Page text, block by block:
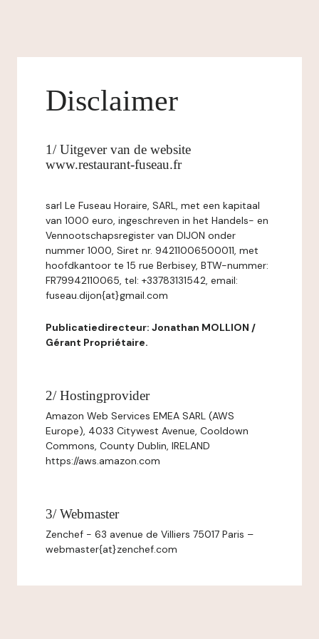
Disclaimer
1/ Uitgever van de website
www.restaurant-fuseau.fr
sarl Le Fuseau Horaire, SARL, met een kapitaal
van 1000 euro, ingeschreven in het Handels- en
Vennootschapsregister van DIJON onder
nummer 1000, Siret nr. 94211006500011, met
hoofdkantoor te 15 rue Berbisey, BTW-nummer:
FR79942110065, tel: +33783131542, email:
fuseau.dijon{at}gmail.com
Publicatiedirecteur: Jonathan MOLLION /
Gérant Propriétaire.
2/ Hostingprovider
Amazon Web Services EMEA SARL (AWS
Europe), 4033 Citywest Avenue, Cooldown
Commons, County Dublin, IRELAND
https://aws.amazon.com
3/ Webmaster
Zenchef - 63 avenue de Villiers 75017 Paris –
webmaster{at}zenchef.com